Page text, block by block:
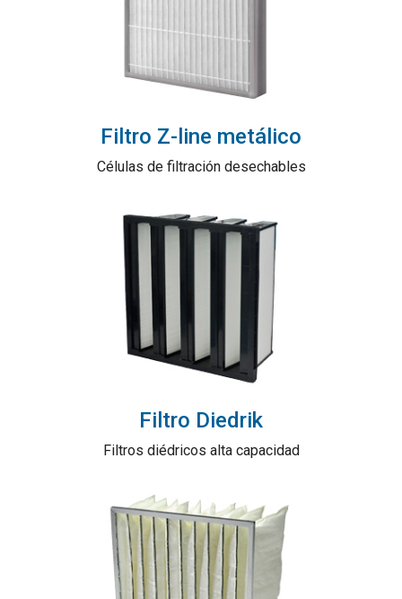
Filtro Z-line metálico
Células de filtración desechables
Filtro Diedrik
Filtros diédricos alta capacidad